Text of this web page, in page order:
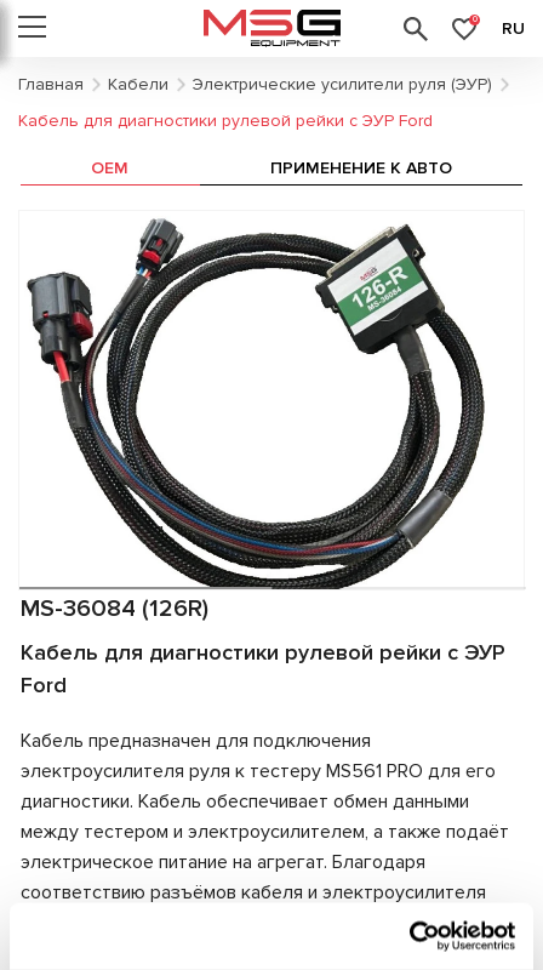
0 RU
Главная Кабели
Электрические усилители руля (ЭУР)
Кабель для диагностики рулевой рейки с ЭУР Ford
MS-36084 (126R)
Кабель для диагностики рулевой рейки с ЭУР
Ford
Кабель предназначен для подключения
электроусилителя руля к тестеру MS561 PRO для его
диагностики. Кабель обеспечивает обмен данными
между тестером и электроусилителем, а также подаёт
электрическое питание на агрегат. Благодаря
соответствию разъёмов кабеля и электроусилителя
обеспечивается быстрое и надёжное подключение.
OEM ПРИМЕНЕНИЕ К АВТО